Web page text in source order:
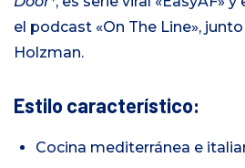
el podcast «On The Line»,
Holzman.
Estilo característico:
Cocina mediterránea e